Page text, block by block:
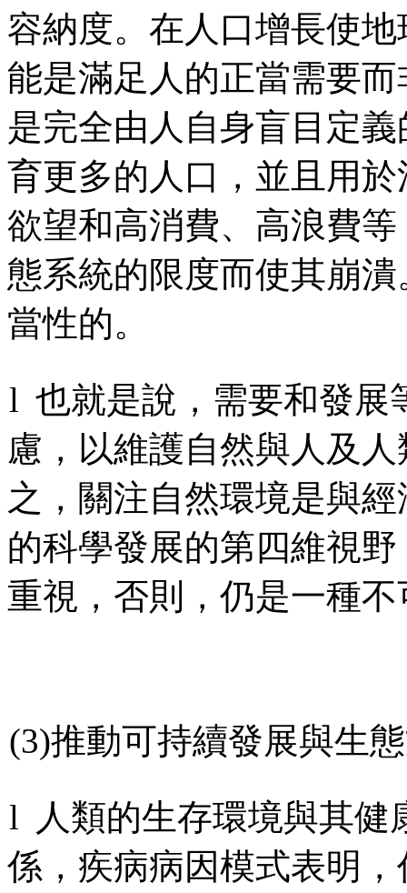
容納度。在人口增長使
能是滿足人的正當需要
是完全由人自身盲目定
育更多的人口，並且用
欲望和高消費、高浪費
態系統的限度而使其崩
當性的。
l 也就是說，需要和發展
慮，以維護自然與人及
之，關注自然環境是與
的科學發展的第四維視
重視，否則，仍是一種
(3)推動可持續發展與生
l
人類的生存環境與其
係，疾病病因模式表明